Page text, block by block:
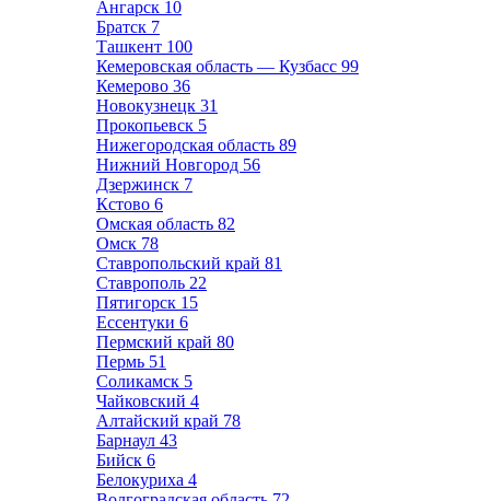
Ангарск 10
Братск 7
Ташкент 100
Кемеровская область — Кузбасс 99
Кемерово 36
Новокузнецк 31
Прокопьевск 5
Нижегородская область 89
Нижний Новгород 56
Дзержинск 7
Кстово 6
Омская область 82
Омск 78
Ставропольский край 81
Ставрополь 22
Пятигорск 15
Ессентуки 6
Пермский край 80
Пермь 51
Соликамск 5
Чайковский 4
Алтайский край 78
Барнаул 43
Бийск 6
Белокуриха 4